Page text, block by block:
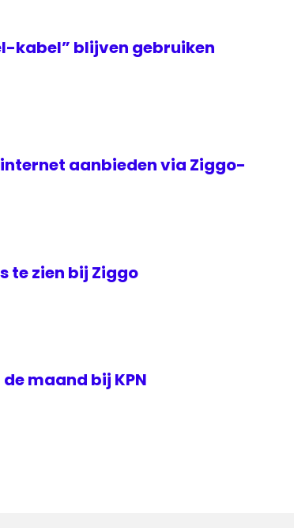
kabel” blijven gebruiken
aanbieden via Ziggo-
te zien bij Ziggo
de maand bij KPN